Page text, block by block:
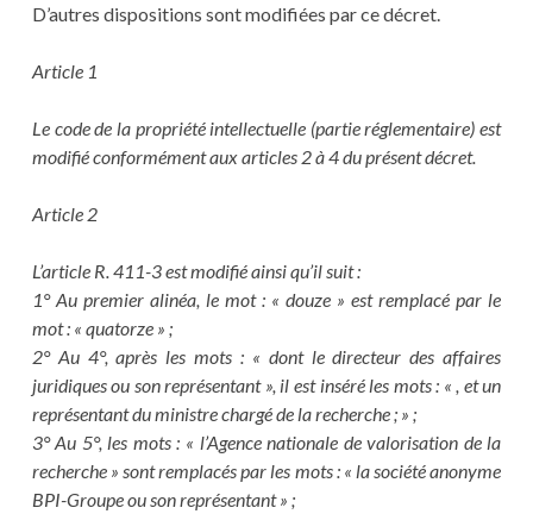
D’autres dispositions sont modifiées par ce décret.
Article 1
Le code de la propriété intellectuelle (partie réglementaire) est
modifié conformément aux articles 2 à 4 du présent décret.
Article 2
L’article R. 411-3 est modifié ainsi qu’il suit :
1° Au premier alinéa, le mot : « douze » est remplacé par le
mot : « quatorze » ;
2° Au 4°, après les mots : « dont le directeur des affaires
juridiques ou son représentant », il est inséré les mots : « , et un
représentant du ministre chargé de la recherche ; » ;
3° Au 5°, les mots : « l’Agence nationale de valorisation de la
recherche » sont remplacés par les mots : « la société anonyme
BPI-Groupe ou son représentant » ;